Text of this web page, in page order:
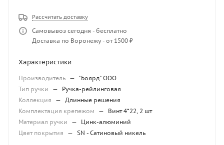
Рассчитать доставку
Самовывоз сегодня - бесплатно
Доставка по Воронежу - от 1500 ₽
Характеристики
Производитель — "Боярд" ООО
Тип ручки
—
Ручка-рейлинговая
Коллекция
— Длинные решения
Комплектация крепежом
—
Винт 4*22, 2 шт
Материал ручки
—
Цинк-алюминий
Цвет покрытия
— SN - Сатиновый никель